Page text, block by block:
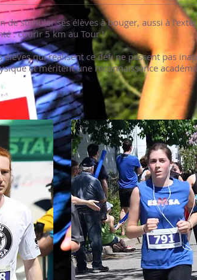
de stimuler ses élèves à bouger, aussi à
: courir 5 km au Tour !
élèves qui réalisent ce défi ne passent pas
et méritent une reconnaissance